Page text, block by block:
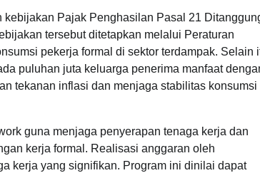
Pajak Penghasilan Pasal 21
tersebut ditetapkan melalui Peraturan
pekerja formal di sektor terdampak. Selain
puluhan juta keluarga penerima manfaat
tekanan inflasi dan menjaga stabilitas konsumsi
guna menjaga penyerapan tenaga kerja dan
kerja formal. Realisasi anggaran oleh
kerja yang signifikan. Program ini dinilai dapat